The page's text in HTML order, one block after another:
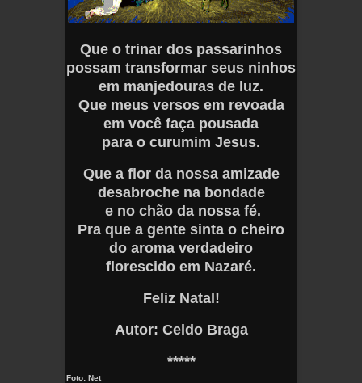
Que o trinar dos passarinhos
possam transformar seus ninhos
em manjedouras de luz.
Que meus versos em revoada
em você faça pousada
para o curumim Jesus.
Que a flor da nossa amizade
desabroche na bondade
e no chão da nossa fé.
Pra que a gente sinta o cheiro
do aroma verdadeiro
florescido em Nazaré.
Feliz Natal!
Autor: Celdo Braga
*****
Foto: Net